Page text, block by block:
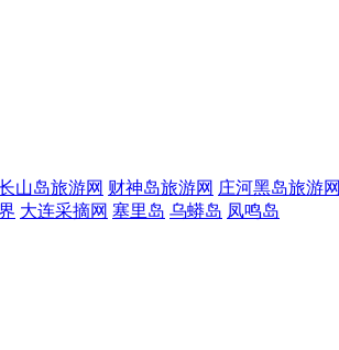
山岛旅游网 财神岛旅游网 庄河黑岛旅游网
大连采摘网 塞里岛 乌蟒岛 凤鸣岛